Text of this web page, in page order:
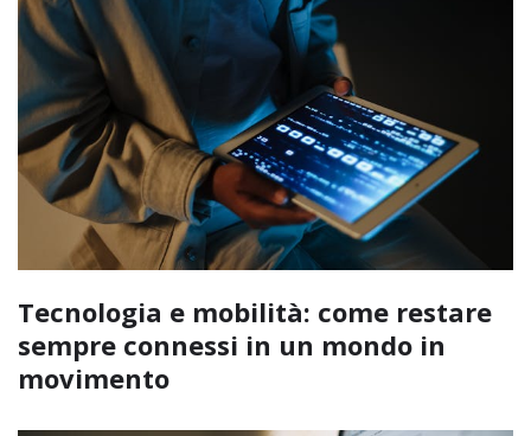
Tecnologia e mobilità: come restare
sempre connessi in un mondo in
movimento